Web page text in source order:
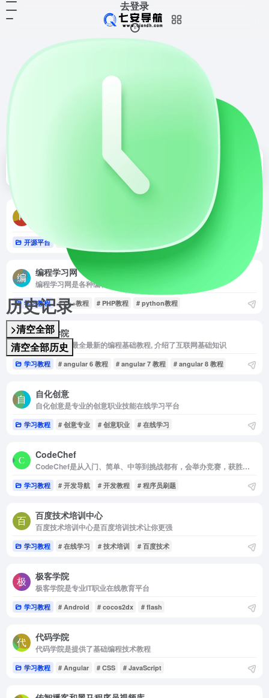
去登录
历史记录
>清空全部
清空全部历史
编程学习网
浏览 点赞
开源平台 # 开发社区
编程学习网
编程学习网是各种编程语言的基础知识
学习教程 # C++教程 # PHP教程 # python教程
开发学院
开发学院是最全最新的编程基础教程, 介绍了互联网基础知识
学习教程 # angular 6 教程 # angular 7 教程 # angular 8 教程
自化创意
自化创意是专业的创意职业技能在线学习平台
学习教程 # 创意专业 # 创意职业 # 在线学习
CodeChef
CodeChef是从入门、简单、中等到挑战都有，会举办竞赛，获胜者可是有奖金的哦!
学习教程 # 开发导航 # 开发教程 # 程序员刷题
百度技术培训中心
百度技术培训中心是百度培训技术让你更强
学习教程 # 在线学习 # 技术培训 # 百度技术
极客学院
极客学院是专业IT职业在线教育平台
学习教程 # Android # cocos2dx # flash
代码学院
代码学院是提供了基础编程技术教程
学习教程 # Angular # CSS # JavaScript